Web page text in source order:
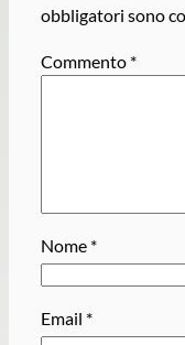
obbligatori sono
Commento *
Nome *
Email *